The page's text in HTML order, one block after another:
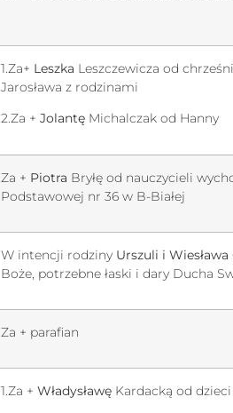
1.Za+ Leszka Leszczewicza od
Jarosława z rodzinami
2.Za + Jolantę Michalczak od Hanny
Za + Piotra Bryłę od nauczycieli
Podstawowej nr 36 w B-Białej
W intencji rodziny Urszuli i Wiesława
Boże, potrzebne łaski i dary Ducha
Za + parafian
1.Za + Władysławę Kardacką od